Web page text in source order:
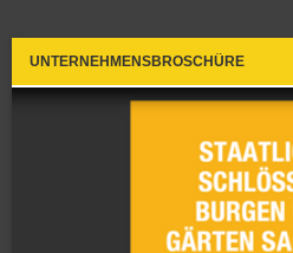
UNTERNEHMENSBROSCHÜRE